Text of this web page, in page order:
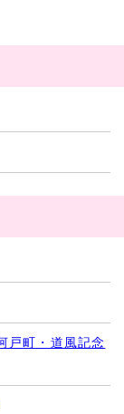
戸町・道風記念